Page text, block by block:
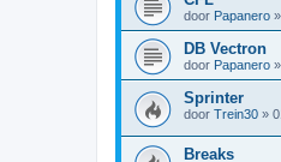
door Papanero »
DB Vectron
door Papanero »
Sprinter
door Trein30 »
Breaks